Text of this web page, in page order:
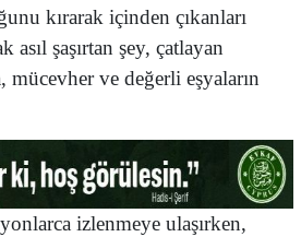
kırarak içinden çıkanları
asıl şaşırtan şey, çatlayan
ve değerli eşyaların
izlenmeye ulaşırken,